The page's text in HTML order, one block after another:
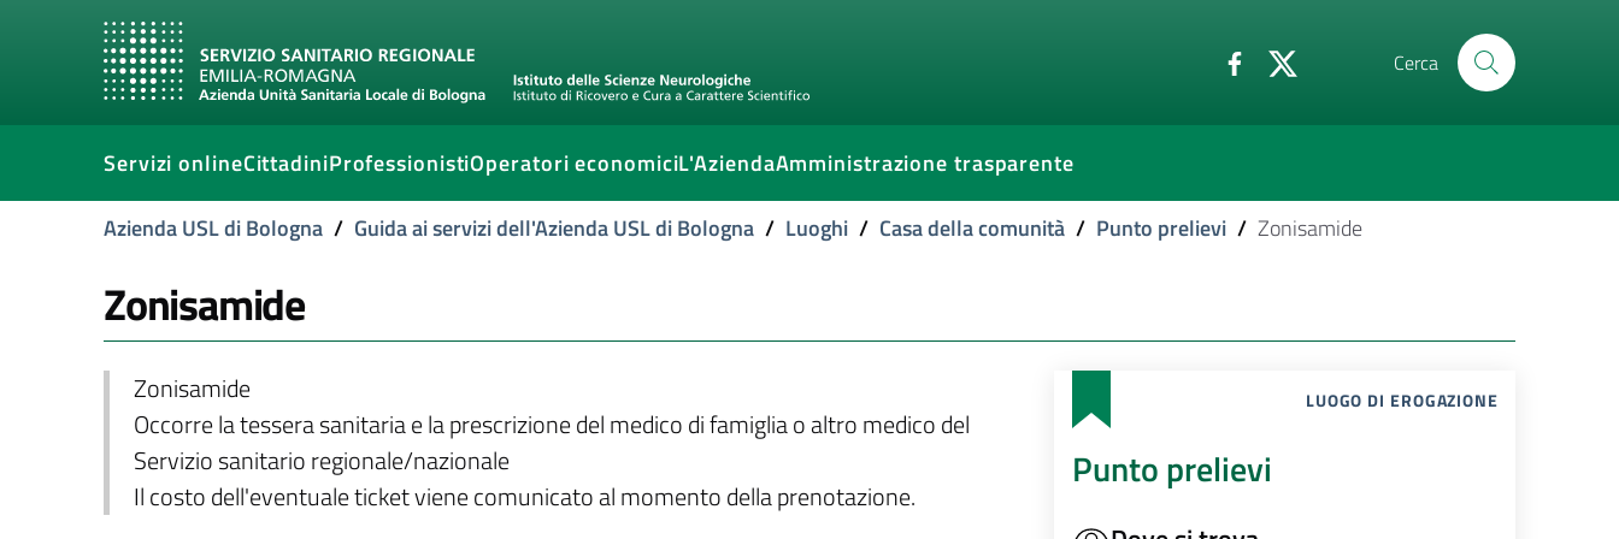
Cerca
Servizi onlineCittadiniProfessionistiOperatori economiciL'AziendaAmministrazione trasparente
Azienda USL di Bologna / Guida ai servizi dell'Azienda USL di Bologna / Luoghi / Casa della comunità / Punto prelievi / Zonisamide
Zonisamide
Zonisamide
Occorre la tessera sanitaria e la prescrizione del medico di famiglia o altro medico del
Servizio sanitario regionale/nazionale
Il costo dell'eventuale ticket viene comunicato al momento della prenotazione.
LUOGO DI EROGAZIONE
Punto prelievi